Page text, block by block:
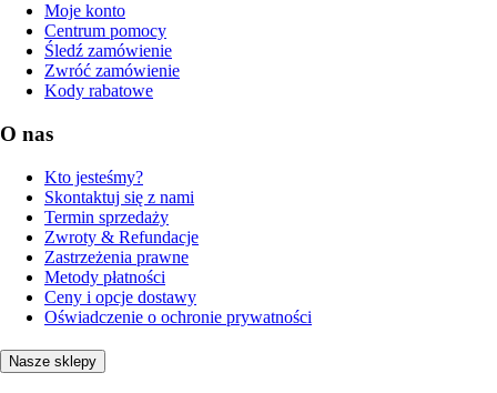
Moje konto
Centrum pomocy
Śledź zamówienie
Zwróć zamówienie
Kody rabatowe
O nas
Kto jesteśmy?
Skontaktuj się z nami
Termin sprzedaży
Zwroty & Refundacje
Zastrzeżenia prawne
Metody płatności
Ceny i opcje dostawy
Oświadczenie o ochronie prywatności
Nasze sklepy